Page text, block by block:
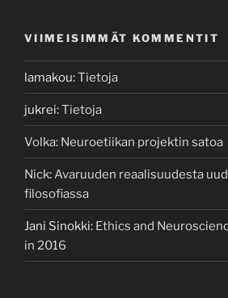
VIIMEISIMMÄT KOMMENTIT
lamakou:Tietoja
jukrei:Tietoja
Volka: Neuroetiikan projektin satoa
Nick:Avaruuden reaalisuudesta
filosofiassa
Jani Sinokki: Ethics and
in 2016